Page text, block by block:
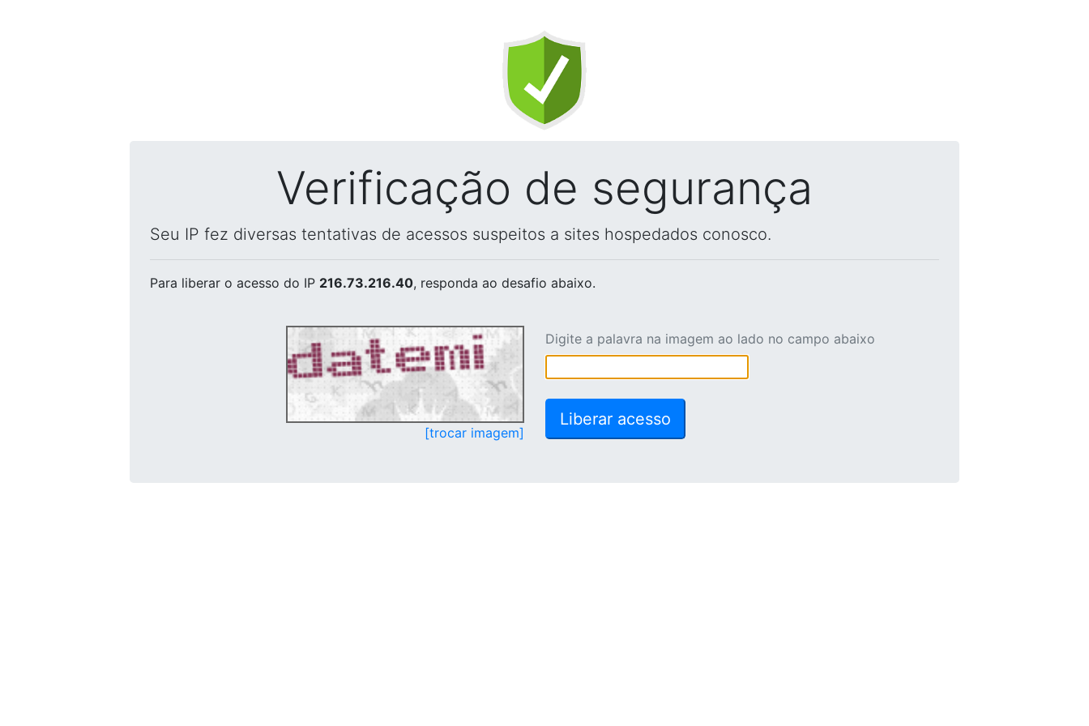
Verificação de segurança
Seu IP fez diversas tentativas de acessos suspeitos a sites hospedados conosco.
Para liberar o acesso do IP 216.73.216.40, responda ao desafio abaixo.
[trocar imagem]
Digite a palavra na imagem ao lado no campo abaixo